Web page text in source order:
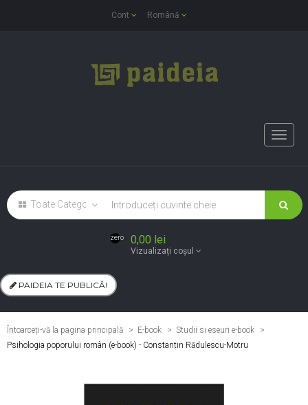
Cont Română
Toggle
zero 0,00 lei
Vizualizați coșul
PAIDEIA TE PUBLICĂ!
Întoarceți-vă la pagina principală E-book > Studii si eseuri e-book
>
Psihologia poporului român (e-book) - Constantin Rădulescu-Motru